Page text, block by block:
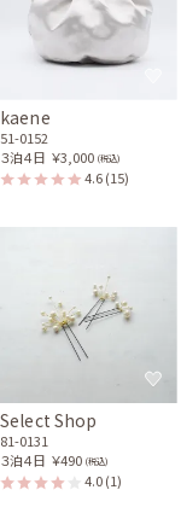
kaene
51-0152
３泊４日 ￥3,000 (税込)
4.6(15)
Select Shop
81-0131
３泊４日 ￥490 (税込)
4.0(1)